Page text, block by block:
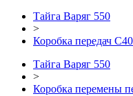
Тайга Варяг 550
>
Коробка передач
Тайга Варяг 550
>
Коробка перемены